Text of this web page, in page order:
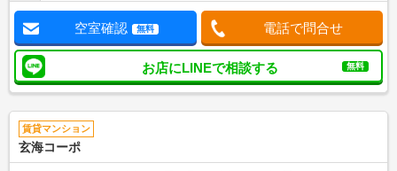
空室確認 無料 電話で問合せ
お店にLINEで相談する 無料
賃貸マンション
玄海コーポ